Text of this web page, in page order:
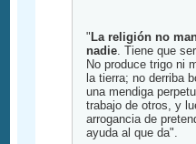
" La religión no
nadie . Tiene que
No produce trigo ni
la tierra; no derriba
una mendiga
trabajo de otros, y
arrogancia de
ayuda al que da".